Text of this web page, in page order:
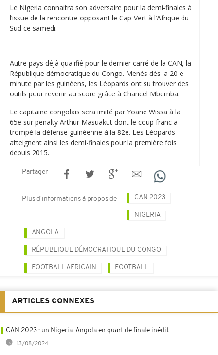
Le Nigeria connaitra son adversaire pour la demi-finales à
l’issue de la rencontre opposant le Cap-Vert à l’Afrique du
Sud ce samedi.
Autre pays déjà qualifié pour le dernier carré de la CAN, la
République démocratique du Congo. Menés dès la 20 e
minute par les guinéens, les Léopards ont su trouver des
outils pour revenir au score grâce à Chancel Mbemba.
Le capitaine congolais sera imité par Yoane Wissa à la
65e sur penalty Arthur Masuakut dont le coup franc a
trompé la défense guinéenne à la 82e. Les Léopards
atteignent ainsi les demi-finales pour la première fois
depuis 2015.
Partager
Plus d'informations à propos de CAN 2023
NIGERIA
ANGOLA
RÉPUBLIQUE DÉMOCRATIQUE DU CONGO
FOOTBALL AFRICAIN FOOTBALL
ARTICLES CONNEXES
CAN 2023 : un Nigeria-Angola en quart de finale inédit
13/08/2024